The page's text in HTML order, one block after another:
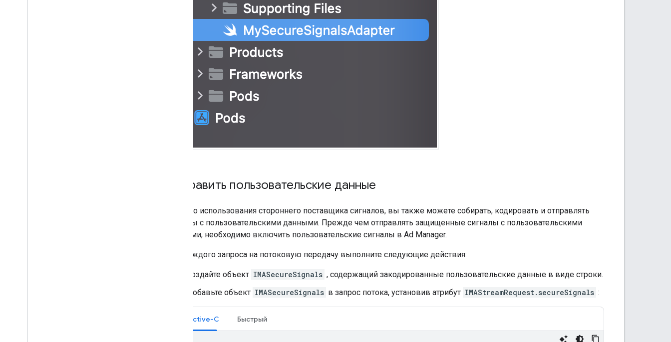
Отправить пользовательские данные
Помимо использования стороннего поставщика сигналов, вы также можете собирать, кодировать и отправлять
сигналы с пользовательскими данными. Прежде чем отправлять защищенные сигналы с пользовательскими
данными, необходимо включить пользовательские сигналы в Ad Manager.
Для каждого запроса на потоковую передачу выполните следующие действия:
Создайте объект IMASecureSignals , содержащий закодированные пользовательские данные в виде строки.
Добавьте объект IMASecureSignals в запрос потока, установив атрибут IMAStreamRequest.secureSignals :
Objective-C Быстрый